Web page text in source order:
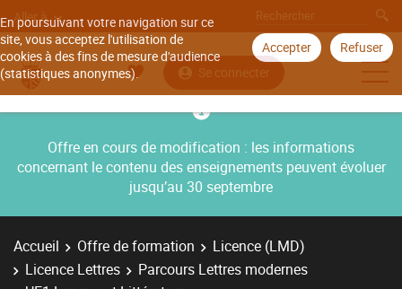
En poursuivant votre navigation sur ce
site, vous acceptez l'utilisation de
cookies à des fins de mesure d'audience
(statistiques anonymes).
Accepter Refuser
Aller à
Se connecter
Offre en cours de modification : les informations
concernant le contenu des enseignements peuvent évoluer
jusqu’au 30 septembre
Accueil Offre de formation
Licence (LMD)
Licence Lettres
Parcours Lettres modernes